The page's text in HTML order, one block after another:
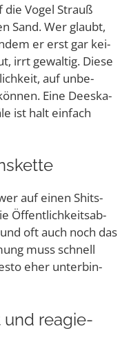
Vogel Strauß
Sand. Wer glaubt,
er erst gar kei­
irrt gewal­tig. Die­se
auf unbe­
Eine Dees­ka­
ist halt ein­fach
auf einen Shit­s­
Öffent­lich­keits­ab­
oft auch noch das
muss schnell
eher unter­bin­
und reagie­